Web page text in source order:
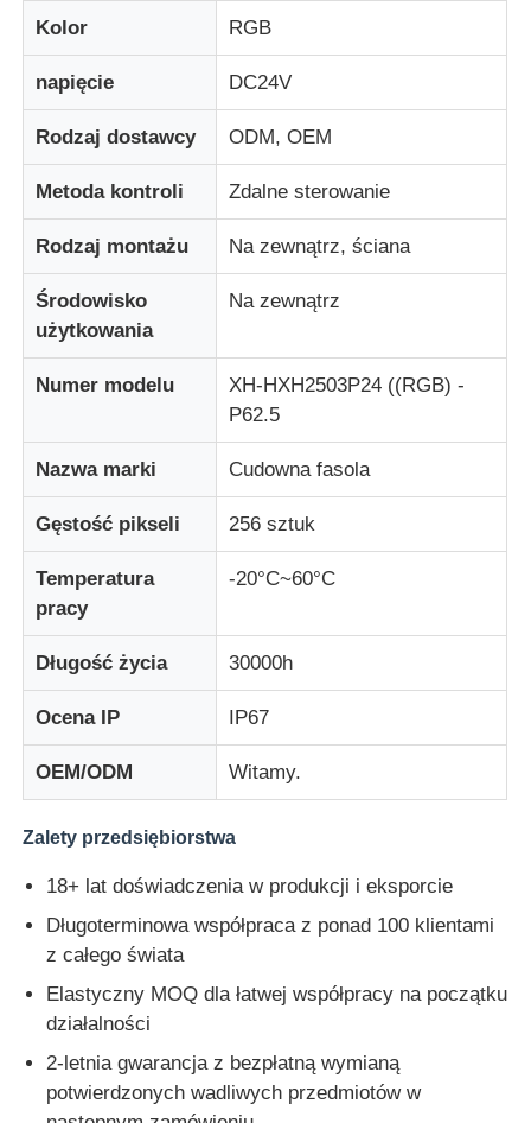
Wyświetlacz siatki LED
Przezroczysty ekran filmu LED
Przezroczysty wyświetlacz LED
Latający dron z ekranem LED
holograficzny ekran LED
Ekran kratki LED
Przezroczysty ekran wyświetlacza
Kolor RGB
napięcie DC24V
Rodzaj dostawcy ODM, OEM
Metoda kontroli Zdalne sterowanie
Rodzaj montażu Na zewnątrz, ściana
Środowisko
użytkowania
Na zewnątrz
Numer modelu
XH-HXH2503P24 ((RGB) -
P62.5
Nazwa marki Cudowna fasola
Gęstość pikseli 256 sztuk
Temperatura
pracy
-20°C~60°C
Długość życia 30000h
Ocena IP IP67
OEM/ODM Witamy.
Zalety przedsiębiorstwa
18+ lat doświadczenia w produkcji i eksporcie
Długoterminowa współpraca z ponad 100 klientami
z całego świata
Elastyczny MOQ dla łatwej współpracy na początku
działalności
2-letnia gwarancja z bezpłatną wymianą
potwierdzonych wadliwych przedmiotów w